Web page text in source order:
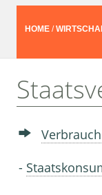
HOME /
Verbrauch
-